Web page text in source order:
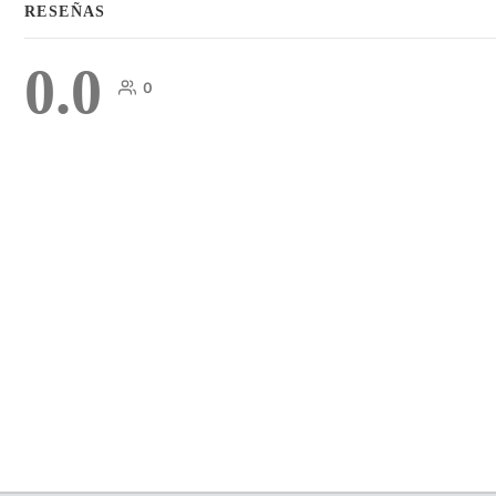
RESEÑAS
0.0 0